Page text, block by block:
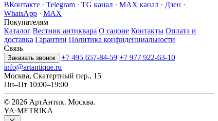
ВКонтакте · Telegram · TG канал · MAX канал · Дзен ·
WhatsApp · MAX
Покупателям
Каталог Вестник антиквара О салоне Контакты Оплата и
доставка Гарантии Политика конфиденциальности
Связь
Заказать звонок +7 495 657-84-59 +7 977 922-63-10
info@artantique.ru
Москва, Скатертный пер., 15
Пн–Пт 10:00–19:00
© 2026 АртАнтик. Москва.
YA·METRIKA